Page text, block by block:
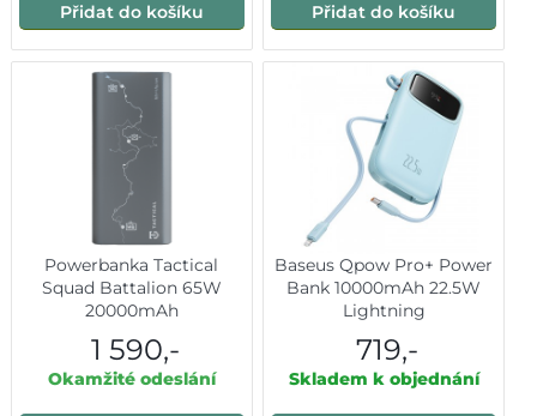
Přidat do košíku Přidat do košíku
Powerbanka Tactical
Squad Battalion 65W
20000mAh
1 590,-
Okamžité odeslání
Baseus Qpow Pro+ Power
Bank 10000mAh 22.5W
Lightning
719,-
Skladem k objednání